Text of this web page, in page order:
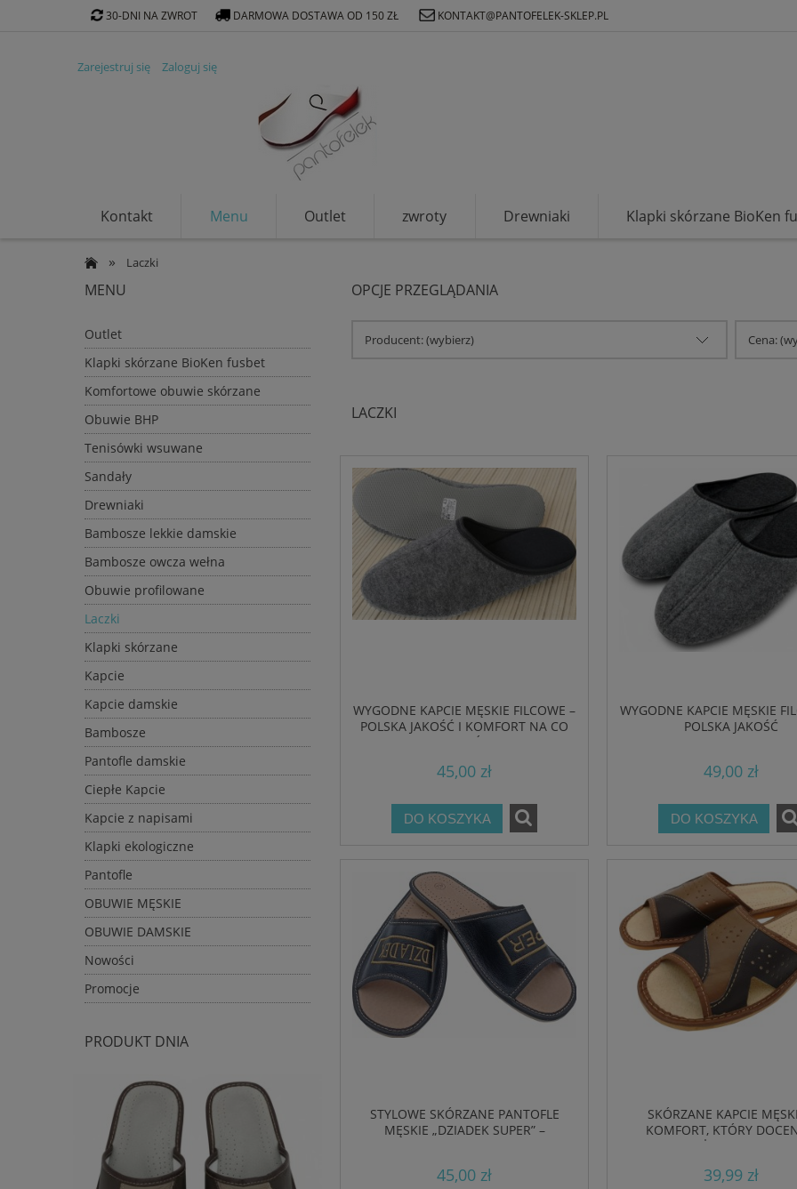
Zarejestruj się Zaloguj się
Kontakt Menu Outlet zwroty Drewniaki Klapki skórzane BioKen
Klapki ekologiczne
» Laczki
30-DNI NA ZWROT DARMOWA DOSTAWA OD 150 ZŁ KONTAKT@PANTOFELEK-SKLEP.PL
MENU
Outlet
Klapki skórzane BioKen fusbet
Komfortowe obuwie skórzane
Obuwie BHP
Tenisówki wsuwane
Sandały
Drewniaki
Bambosze lekkie damskie
Bambosze owcza wełna
Obuwie profilowane
Laczki
Klapki skórzane
Kapcie
Kapcie damskie
Bambosze
Pantofle damskie
Ciepłe Kapcie
Kapcie z napisami
Klapki ekologiczne
Pantofle
OBUWIE MĘSKIE
OBUWIE DAMSKIE
Nowości
Promocje
PRODUKT DNIA
OPCJE PRZEGLĄDANIA
Producent: (wybierz) Cena:
LACZKI
WYGODNE KAPCIE MĘSKIE FILCOWE –
POLSKA JAKOŚĆ I KOMFORT NA CO
DZIEŃ
45,00 zł
DO KOSZYKA
WYGODNE KAPCIE MĘSKIE
POLSKA JAKOŚĆ
49,00 zł
DO KOSZYKA
STYLOWE SKÓRZANE PANTOFLE
MĘSKIE „DZIADEK SUPER” –
45,00 zł
SKÓRZANE KAPCIE
KOMFORT, KTÓRY
KAŻDEGO DNIA
39,99 zł